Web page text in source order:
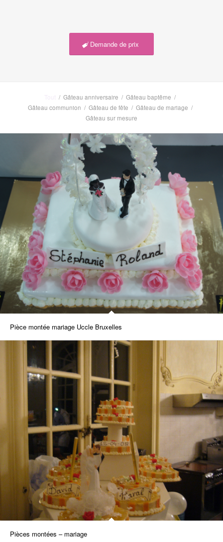
Demande de prix
/ Gâteau anniversaire / Gâteau baptême /
Gâteau communion / Gâteau de fête / Gâteau de mariage /
Gâteau sur mesure
Pièce montée mariage Uccle Bruxelles
Pièces montées – mariage